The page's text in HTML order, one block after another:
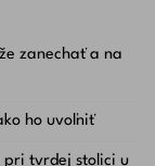
zanechať a na
ho uvoľniť
pri tvrdej stolici u